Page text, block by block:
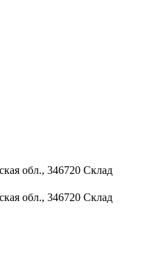
обл., 346720 Склад
обл., 346720 Склад